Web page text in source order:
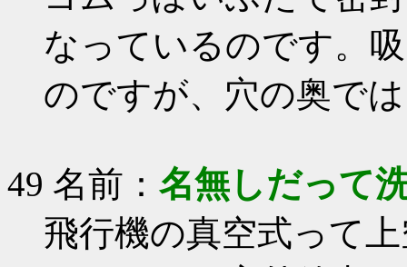
なっているのです。
のですが、穴の奥で
49 名前： 名無しだって
飛行機の真空式って